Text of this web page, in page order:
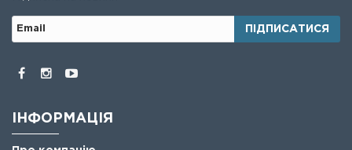
ПІДПИСАТИСЯ
ІНФОРМАЦІЯ